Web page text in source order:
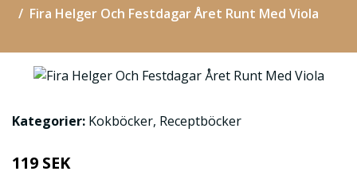
Fira Helger Och Festdagar Året Runt Med Viola
Kategorier: Kokböcker, Receptböcker
119 SEK